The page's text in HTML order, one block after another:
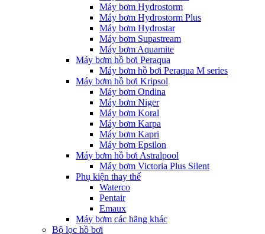
Máy bơm Hydrostorm
Máy bơm Hydrostorm Plus
Máy bơm Hydrostar
Máy bơm Supastream
Máy bơm Aquamite
Máy bơm hồ bơi Peraqua
Máy bơm hồ bơi Peraqua M series
Máy bơm hồ bơi Kripsol
Máy bơm Ondina
Máy bơm Niger
Máy bơm Koral
Máy bơm Karpa
Máy bơm Kapri
Máy bơm Epsilon
Máy bơm hồ bơi Astralpool
Máy bơm Victoria Plus Silent
Phụ kiện thay thế
Waterco
Pentair
Emaux
Máy bơm các hãng khác
Bộ lọc hồ bơi